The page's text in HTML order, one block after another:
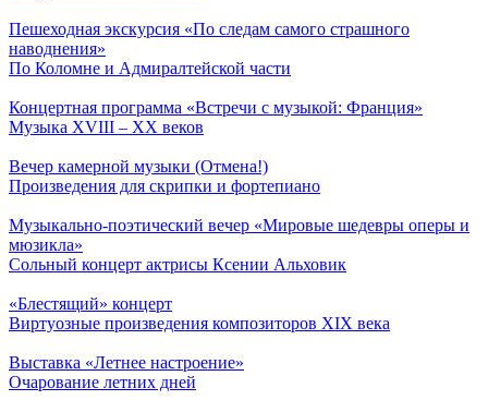
Пешеходная экскурсия «По следам самого страшного
наводнения»
По Коломне и Адмиралтейской части
Концертная программа «Встречи с музыкой: Франция»
Музыка ХVIII – ХХ веков
Вечер камерной музыки (Отмена!)
Произведения для скрипки и фортепиано
Музыкально-поэтический вечер «Мировые шедевры оперы и
мюзикла»
Сольный концерт актрисы Ксении Альховик
«Блестящий» концерт
Виртуозные произведения композиторов ХIХ века
Выставка «Летнее настроение»
Очарование летних дней